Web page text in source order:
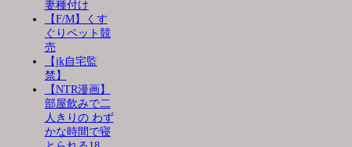
妻種付け
【F/M】くす
ぐりペット競
売
【jk自宅監
禁】
【NTR漫画】
部屋飲みで二
人きりの わず
かな時間で寝